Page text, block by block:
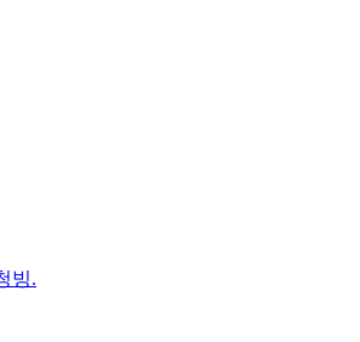
빙.